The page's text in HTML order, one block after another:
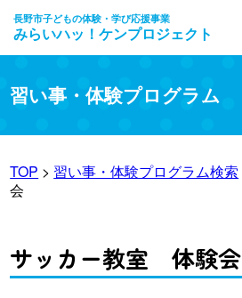
長野市子どもの体験・学び応援事業
みらいハッ！ケンプロジェクト
習い事・体験プログラム
TOP > 習い事・体験プログラム検索
会
サッカー教室 体験会